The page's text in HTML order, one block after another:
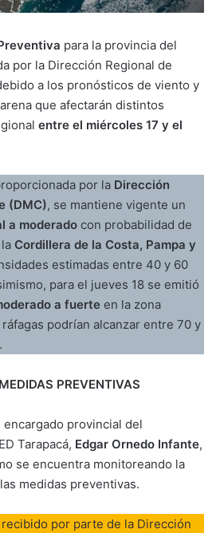
para la provincia del
por la Dirección Regional de
a los pronósticos de viento y
que afectarán distintos
entre el miércoles 17 y el
por la Dirección
(DMC), se mantiene vigente un
a moderado con probabilidad de
Cordillera de la Costa, Pampa y
estimadas entre 40 y 60
para el jueves 18 se emitió
a fuerte en la zona
podrían alcanzar entre 70 y
PREVENTIVAS
provincial del
Tarapacá, Edgar Ornedo Infante,
se encuentra monitoreando la
medidas preventivas.
por parte de la Dirección